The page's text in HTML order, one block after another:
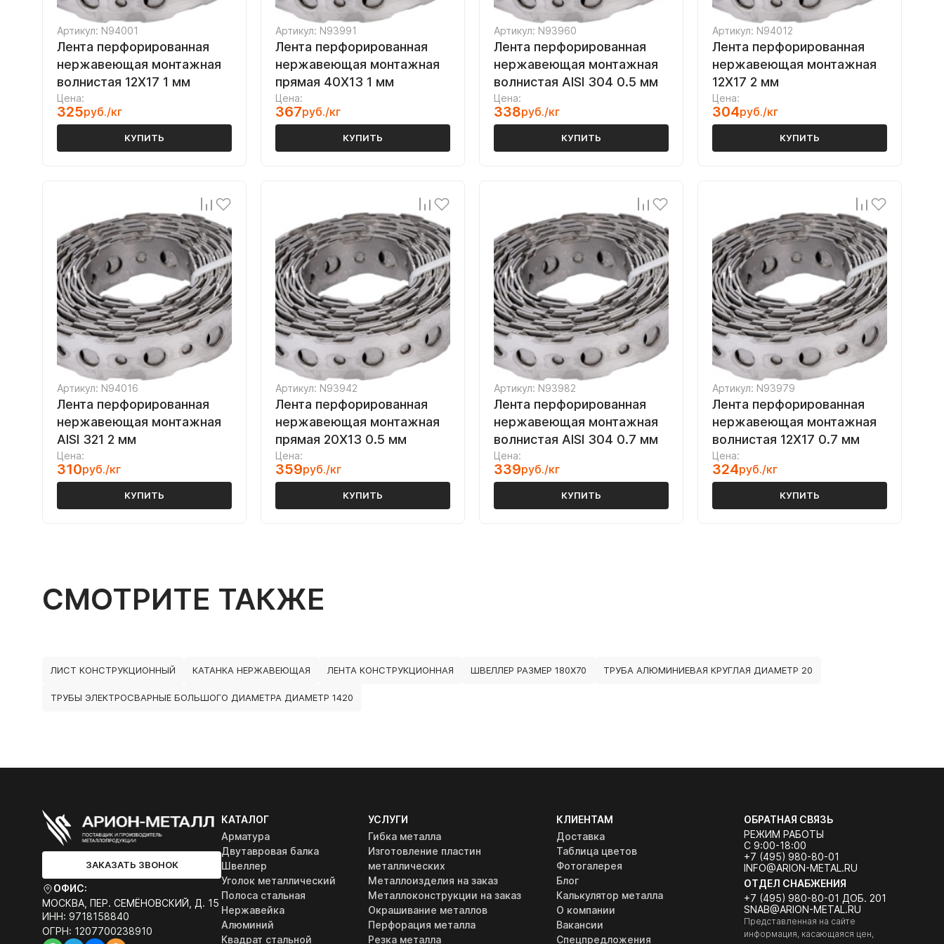
Артикул: N94001
Лента перфорированная
нержавеющая монтажная
волнистая 12Х17 1 мм
Цена:
325руб./кг
КУПИТЬ
Артикул: N93991
Лента перфорированная
нержавеющая монтажная
прямая 40Х13 1 мм
Цена:
367руб./кг
КУПИТЬ
Артикул: N93960
Лента перфорированная
нержавеющая монтажная
волнистая AISI 304 0.5 мм
Цена:
338руб./кг
КУПИТЬ
Артикул: N94012
Лента перфорированная
нержавеющая монтажная
12Х17 2 мм
Цена:
304руб./кг
КУПИТЬ
Артикул: N94016
Лента перфорированная
нержавеющая монтажная
AISI 321 2 мм
Цена:
310руб./кг
КУПИТЬ
Артикул: N93942
Лента перфорированная
нержавеющая монтажная
прямая 20Х13 0.5 мм
Цена:
359руб./кг
КУПИТЬ
Артикул: N93982
Лента перфорированная
нержавеющая монтажная
волнистая AISI 304 0.7 мм
Цена:
339руб./кг
КУПИТЬ
Артикул: N93979
Лента перфорированная
нержавеющая монтажная
волнистая 12Х17 0.7 мм
Цена:
324руб./кг
КУПИТЬ
СМОТРИТЕ ТАКЖЕ
ЛИСТ КОНСТРУКЦИОННЫЙ КАТАНКА НЕРЖАВЕЮЩАЯ ЛЕНТА КОНСТРУКЦИОННАЯ ШВЕЛЛЕР РАЗМЕР 180Х70 ТРУБА АЛЮМИНИЕВАЯ КРУГЛАЯ ДИАМЕТР 20
ТРУБЫ ЭЛЕКТРОСВАРНЫЕ БОЛЬШОГО ДИАМЕТРА ДИАМЕТР 1420
ЗАКАЗАТЬ ЗВОНОК
ОФИС:
МОСКВА, ПЕР. СЕМЁНОВСКИЙ, Д. 15
ИНН: 9718158840
ОГРН: 1207700238910
КАТАЛОГ
Арматура
Двутавровая балка
Швеллер
Уголок металлический
Полоса стальная
Нержавейка
Алюминий
Квадрат стальной
УСЛУГИ
Гибка металла
Изготовление пластин
металлических
Металлоизделия на заказ
Металлоконструкции на заказ
Окрашивание металлов
Перфорация металла
Резка металла
КЛИЕНТАМ
Доставка
Таблица цветов
Фотогалерея
Блог
Калькулятор металла
О компании
Вакансии
Спецпредложения
ОБРАТНАЯ СВЯЗЬ
РЕЖИМ РАБОТЫ
С 9:00-18:00
+7 (495) 980-80-01
INFO@ARION-METAL.RU
ОТДЕЛ СНАБЖЕНИЯ
+7 (495) 980-80-01 ДОБ. 201
SNAB@ARION-METAL.RU
Представленная на сайте
информация, касающаяся цен,